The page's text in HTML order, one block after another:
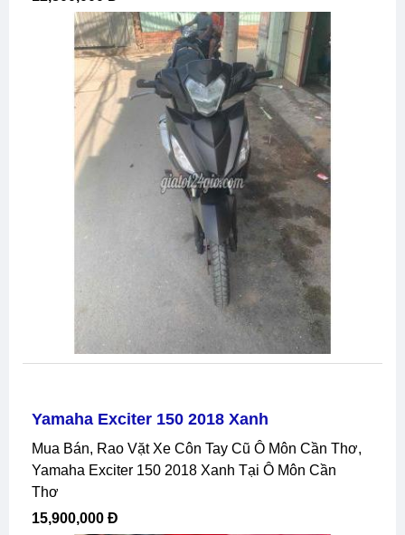
Yamaha Exciter 150 2018 Xanh
Mua Bán, Rao Vặt Xe Côn Tay Cũ Ô Môn Cần Thơ,
Yamaha Exciter 150 2018 Xanh Tại Ô Môn Cần
Thơ
15,900,000 Đ